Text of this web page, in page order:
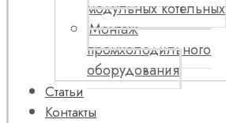
модульных котельных
Монтаж
промхолодильного
оборудования
Статьи
Контакты